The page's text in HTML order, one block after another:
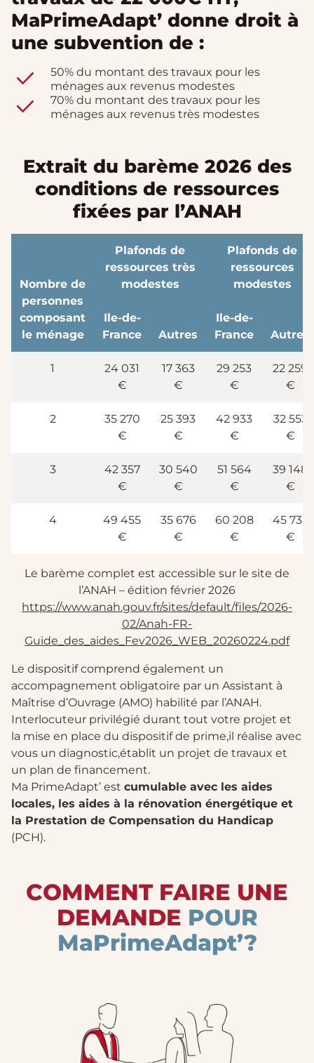
MaPrimeAdapt’ donne droit à
une subvention de :
50% du montant des travaux pour les
ménages aux revenus modestes
70% du montant des travaux pour les
ménages aux revenus très modestes
Extrait du barème 2026 des
conditions de ressources
fixées par l’ANAH
Nombre de
personnes
composant
le ménage
Plafonds de
ressources très
modestes
Plafonds de
ressources
modestes
Ile-de-
France
Autres
Ile-de-
France
Autres
1
24 031
€
17 363
€
29 253
€
22 259
€
2
35 270
€
25 393
€
42 933
€
32 553
€
3
42 357
€
30 540
€
51 564
€
39 148
€
4
49 455
€
35 676
€
60 208
€
45 735
€
Le barème complet est accessible sur le site de
l’ANAH – édition février 2026
https://www.anah.gouv.fr/sites/default/files/2026-
02/Anah-FR-
Guide_des_aides_Fev2026_WEB_20260224.pdf
Le dispositif comprend également un
accompagnement obligatoire par un Assistant à
Maîtrise d’Ouvrage (AMO) habilité par l’ANAH.
Interlocuteur privilégié durant tout votre projet et
la mise en place du dispositif de prime,il réalise avec
vous un diagnostic,établit un projet de travaux et
un plan de financement.
Ma PrimeAdapt’ est cumulable avec les aides
locales, les aides à la rénovation énergétique et
la Prestation de Compensation du Handicap
(PCH).
COMMENT FAIRE UNE
DEMANDE POUR
MaPrimeAdapt’?